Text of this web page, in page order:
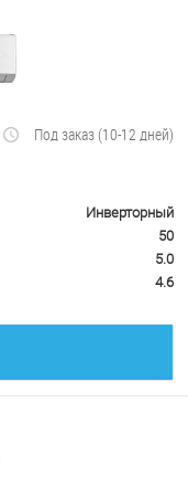
Под заказ (10-12 дней)
Инверторный
50
5.0
4.6